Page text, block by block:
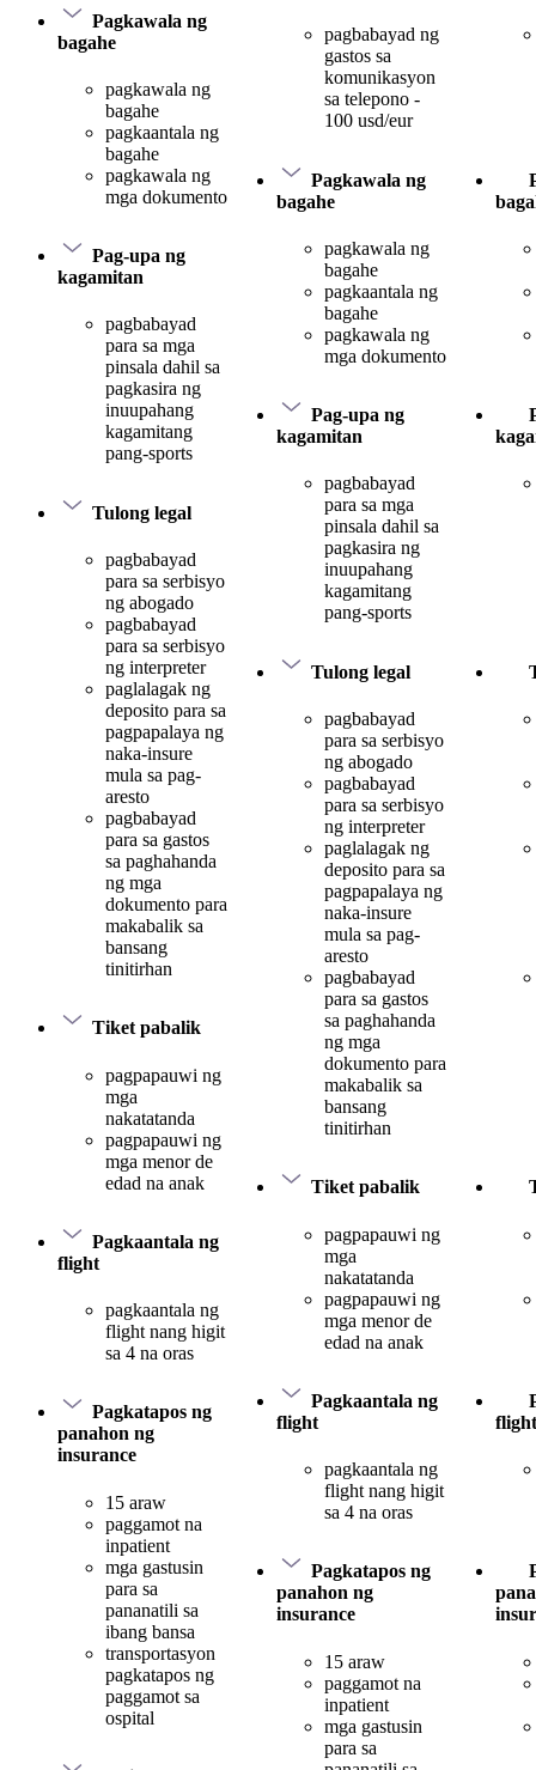
Pagkawala ng
bagahe
pagkawala ng
bagahe
pagkaantala ng
bagahe
pagkawala ng
mga dokumento
Pag-upa ng
kagamitan
pagbabayad
para sa mga
pinsala dahil sa
pagkasira ng
inuupahang
kagamitang
pang-sports
Tulong legal
pagbabayad
para sa serbisyo
ng abogado
pagbabayad
para sa serbisyo
ng interpreter
paglalagak ng
deposito para sa
pagpapalaya ng
naka-insure
mula sa pag-
aresto
pagbabayad
para sa gastos
sa paghahanda
ng mga
dokumento para
makabalik sa
bansang
tinitirhan
Tiket pabalik
pagpapauwi ng
mga
nakatatanda
pagpapauwi ng
mga menor de
edad na anak
Pagkaantala ng
flight
pagkaantala ng
flight nang higit
sa 4 na oras
Pagkatapos ng
panahon ng
insurance
15 araw
paggamot na
inpatient
mga gastusin
para sa
pananatili sa
ibang bansa
transportasyon
pagkatapos ng
paggamot sa
ospital
pagbabayad ng
gastos sa
komunikasyon
sa telepono -
100 usd/eur
Pagkawala ng
bagahe
pagkawala ng
bagahe
pagkaantala ng
bagahe
pagkawala ng
mga dokumento
Pag-upa ng
kagamitan
pagbabayad
para sa mga
pinsala dahil sa
pagkasira ng
inuupahang
kagamitang
pang-sports
Tulong legal
pagbabayad
para sa serbisyo
ng abogado
pagbabayad
para sa serbisyo
ng interpreter
paglalagak ng
deposito para sa
pagpapalaya ng
naka-insure
mula sa pag-
aresto
pagbabayad
para sa gastos
sa paghahanda
ng mga
dokumento para
makabalik sa
bansang
tinitirhan
Tiket pabalik
pagpapauwi ng
mga
nakatatanda
pagpapauwi ng
mga menor de
edad na anak
Pagkaantala ng
flight
pagkaantala ng
flight nang higit
sa 4 na oras
Pagkatapos ng
panahon ng
insurance
15 araw
paggamot na
inpatient
mga gastusin
para sa
flight